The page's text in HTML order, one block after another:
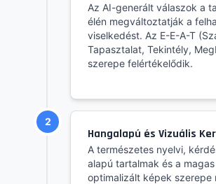
Az AI-generált válaszok a
élén megváltoztatják a
viselkedést. Az E-E-A-T
Tapasztalat, Tekintély,
szerepe felértékelődik.
2
Hangalapú és Vizuális
A természetes nyelvi,
alapú tartalmak és a
optimalizált képek szerepe